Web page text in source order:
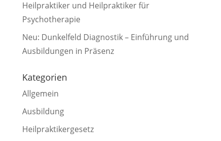
Heilpraktiker und Heilpraktiker für
Psychotherapie
Neu: Dunkelfeld Diagnostik – Einführung und
Ausbildungen in Präsenz
Kategorien
Allgemein
Ausbildung
Heilpraktikergesetz